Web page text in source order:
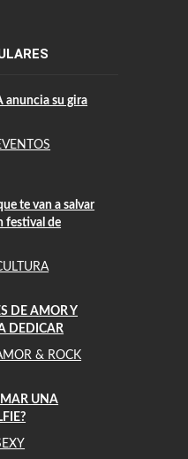
anuncia su gira
te van a salvar
festival de
DE AMOR Y
DEDICAR
& ROCK
UNA